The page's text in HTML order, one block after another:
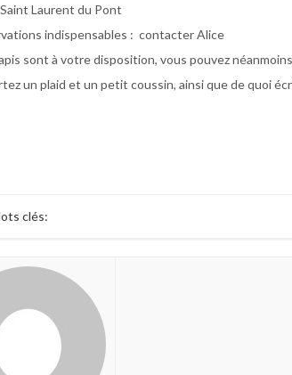
Laurent du Pont
indispensables : contacter Alice
sont à votre disposition, vous pouvez
un plaid et un petit coussin, ainsi que de quoi
clés: